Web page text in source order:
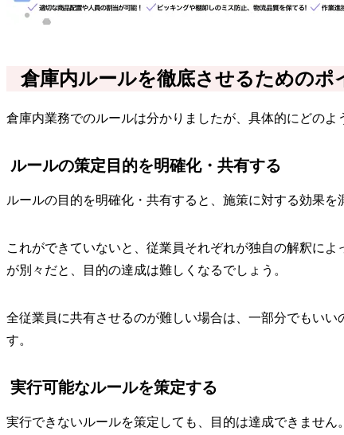
倉庫内ルールを徹底させるためのポ
倉庫内業務でのルールは分かりましたが、具体的にどの
ルールの策定目的を明確化・共有する
ルールの目的を明確化・共有すると、施策に対する効果
これができていないと、従業員それぞれが独自の解釈に
が別々だと、目的の達成は難しくなるでしょう。
全従業員に共有させるのが難しい場合は、一部分でもい
す。
実行可能なルールを策定する
実行できないルールを策定しても、目的は達成できませ